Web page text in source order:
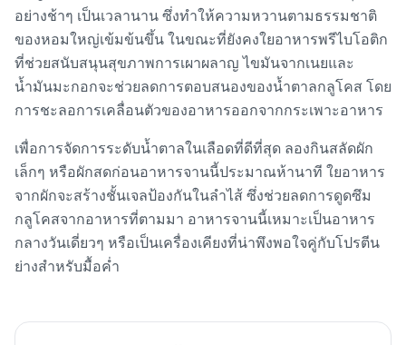
อย่างช้าๆ เป็นเวลานาน ซึ่งทำให้ความหวานตามธรรมชาติ
ของหอมใหญ่เข้มข้นขึ้น ในขณะที่ยังคงใยอาหารพรีไบโอติก
ที่ช่วยสนับสนุนสุขภาพการเผาผลาญ ไขมันจากเนยและ
น้ำมันมะกอกจะช่วยลดการตอบสนองของน้ำตาลกลูโคส โดย
การชะลอการเคลื่อนตัวของอาหารออกจากกระเพาะอาหาร
เพื่อการจัดการระดับน้ำตาลในเลือดที่ดีที่สุด ลองกินสลัดผัก
เล็กๆ หรือผักสดก่อนอาหารจานนี้ประมาณห้านาที ใยอาหาร
จากผักจะสร้างชั้นเจลป้องกันในลำไส้ ซึ่งช่วยลดการดูดซึม
กลูโคสจากอาหารที่ตามมา อาหารจานนี้เหมาะเป็นอาหาร
กลางวันเดี่ยวๆ หรือเป็นเครื่องเคียงที่น่าพึงพอใจคู่กับโปรตีน
ย่างสำหรับมื้อค่ำ